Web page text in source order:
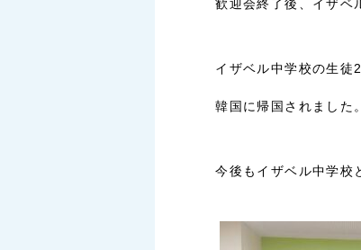
歓迎会終了後、イザベ
イザベル中学校の生
韓国に帰国されました。
今後もイザベル中学校